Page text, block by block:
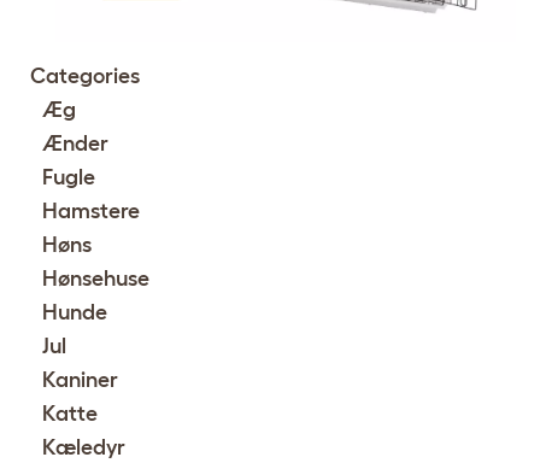
Categories
Æg
Ænder
Fugle
Hamstere
Høns
Hønsehuse
Hunde
Jul
Kaniner
Katte
Kæledyr